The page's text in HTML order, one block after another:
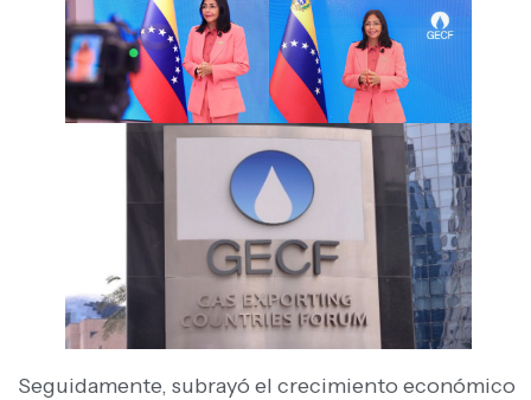
Seguidamente, subrayó el crecimiento económico